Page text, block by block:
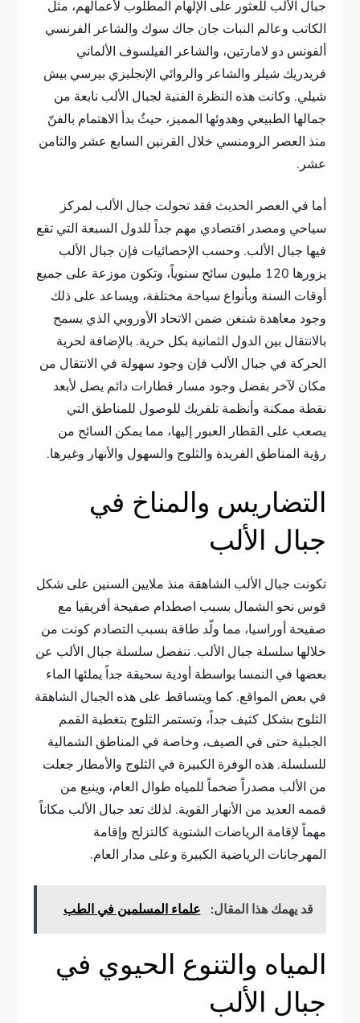
جبال الألب للعثور على الإلهام المطلوب لأعمالهم، مثل
الكاتب وعالم النبات جان جاك سوك والشاعر الفرنسي
ألفونس دو لامارتين، والشاعر الفيلسوف الألماني
فريدريك شيلر والشاعر والروائي الإنجليزي بيرسي بيش
شيلي. وكانت هذه النظرة الفنية لجبال الألب نابعة من
جمالها الطبيعي وهدوئها المميز، حيثُ بدأ الاهتمام بالفنّ
منذ العصر الرومنسي خلال القرنين السابع عشر والثامن
عشر.
أما في العصر الحديث فقد تحولت جبال الألب لمركز
سياحي ومصدر اقتصادي مهم جداً للدول السبعة التي تقع
فيها جبال الألب. وحسب الإحصائيات فإن جبال الألب
يزورها 120 مليون سائح سنوياً، وتكون موزعة على جميع
أوقات السنة وبأنواع سياحة مختلفة، ويساعد على ذلك
وجود معاهدة شنغن ضمن الاتحاد الأوروبي الذي يسمح
بالانتقال بين الدول الثمانية بكل حرية. بالإضافة لحرية
الحركة في جبال الألب فإن وجود سهولة في الانتقال من
مكان لآخر بفضل وجود مسار قطارات دائم يصل لأبعد
نقطة ممكنة وأنظمة تلفريك للوصول للمناطق التي
يصعب على القطار العبور إليها، مما يمكن السائح من
رؤية المناطق الفريدة والثلوج والسهول والأنهار وغيرها.
التضاريس والمناخ في
جبال الألب
تكونت جبال الألب الشاهقة منذ ملايين السنين على شكل
قوس نحو الشمال بسبب اصطدام صفيحة أفريقيا مع
صفيحة أوراسيا، مما ولّد طاقة بسبب التصادم كونت من
خلالها سلسلة جبال الألب. تنفصل سلسلة جبال الألب عن
بعضها في النمسا بواسطة أودية سحيقة جداً يملئها الماء
في بعض المواقع. كما ويتساقط على هذه الجبال الشاهقة
الثلوج بشكل كثيف جداً، وتستمر الثلوج بتغطية القمم
الجبلية حتى في الصيف، وخاصة في المناطق الشمالية
للسلسلة. هذه الوفرة الكبيرة في الثلوج والأمطار جعلت
من الألب مصدراً ضخماً للمياه طوال العام، وينبع من
قممه العديد من الأنهار القوية. لذلك تعد جبال الألب مكاناً
مهماً لإقامة الرياضات الشتوية كالتزلج وإقامة
المهرجانات الرياضية الكبيرة وعلى مدار العام.
قد يهمك هذا المقال: علماء المسلمين في الطب
المياه والتنوع الحيوي في
جبال الألب